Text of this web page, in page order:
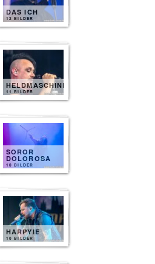
DAS ICH
12 BILDER
HELDMASCHINE
11 BILDER
SOROR
DOLOROSA
10 BILDER
HARPYIE
10 BILDER